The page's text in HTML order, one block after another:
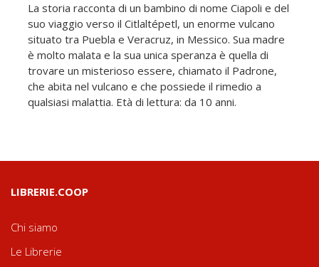
La storia racconta di un bambino di nome Ciapoli e del
suo viaggio verso il Citlaltépetl, un enorme vulcano
situato tra Puebla e Veracruz, in Messico. Sua madre
è molto malata e la sua unica speranza è quella di
trovare un misterioso essere, chiamato il Padrone,
che abita nel vulcano e che possiede il rimedio a
qualsiasi malattia. Età di lettura: da 10 anni.
LIBRERIE.COOP
Chi siamo
Le Librerie